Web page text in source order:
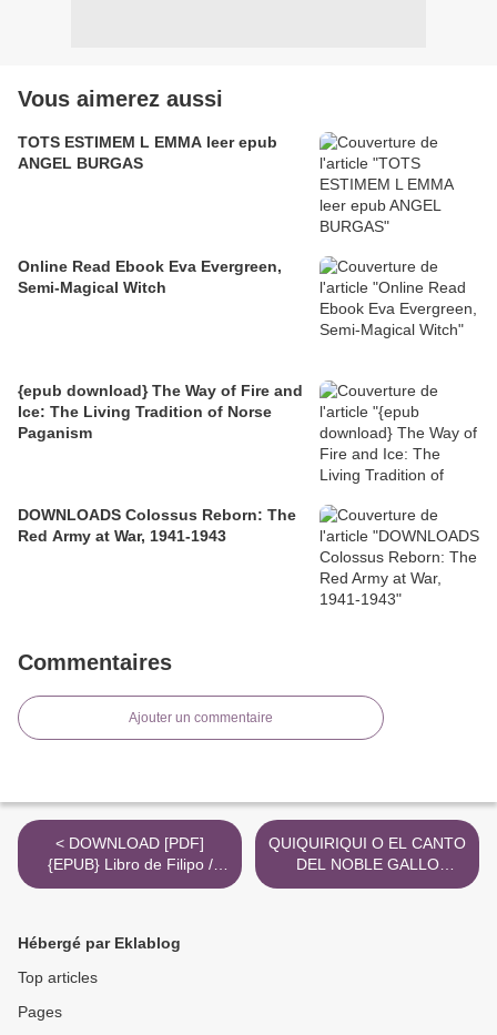
Vous aimerez aussi
TOTS ESTIMEM L EMMA leer epub
ANGEL BURGAS
Online Read Ebook Eva Evergreen,
Semi-Magical Witch
{epub download} The Way of Fire and
Ice: The Living Tradition of Norse
Paganism
DOWNLOADS Colossus Reborn: The
Red Army at War, 1941-1943
Commentaires
Ajouter un commentaire
< DOWNLOAD [PDF]
{EPUB} Libro de Filipo /
Book of Philippus
QUIQUIRIQUI O EL CANTO
DEL NOBLE GALLO
BENEVANTANO leer el libro
Hébergé par Eklablog
Top articles
Pages